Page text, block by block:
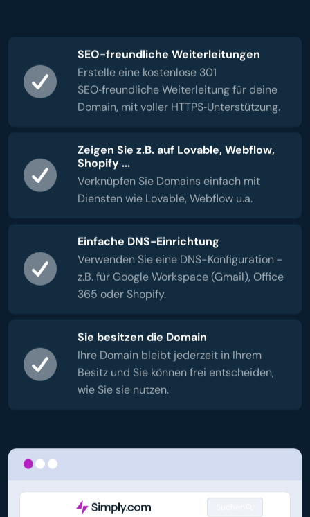
SEO-freundliche Weiterleitungen
Erstelle eine kostenlose 301
SEO‑freundliche Weiterleitung für deine
Domain, mit voller HTTPS‑Unterstützung.
Zeigen Sie z.B. auf Lovable, Webflow,
Shopify ...
Verknüpfen Sie Domains einfach mit
Diensten wie Lovable, Webflow u.a.
Einfache DNS-Einrichtung
Verwenden Sie eine DNS-Konfiguration -
z.B. für Google Workspace (Gmail), Office
365 oder Shopify.
Sie besitzen die Domain
Ihre Domain bleibt jederzeit in Ihrem
Besitz und Sie können frei entscheiden,
wie Sie sie nutzen.